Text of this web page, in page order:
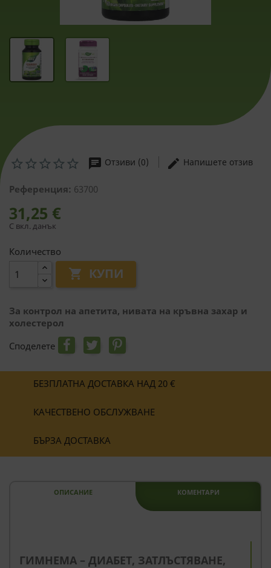
chat Отзиви (0) edit Напишете отзив
Референция: 63700
31,25 €
С вкл. данък
Количество
 КУПИ
За контрол на апетита, нивата на кръвна захар и
холестерол
Споделете
БЕЗПЛАТНА ДОСТАВКА НАД 20 €
КАЧЕСТВЕНО ОБСЛУЖВАНЕ
БЪРЗА ДОСТАВКА
ОПИСАНИЕ КОМЕНТАРИ
ГИМНЕМА – ДИАБЕТ, ЗАТЛЪСТЯВАНЕ,